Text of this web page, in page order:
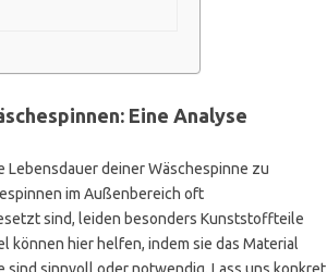
Eine Analyse
deiner Wäschespinne zu
im Außenbereich oft
sind, leiden besonders Kunststoffteile
hier helfen, indem sie das Material